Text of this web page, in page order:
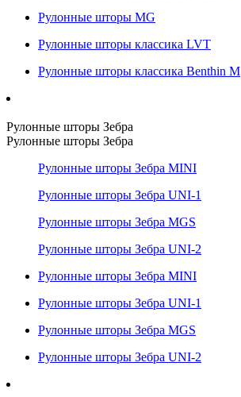
Рулонные шторы MG
Рулонные шторы классика LVT
Рулонные шторы классика Benthin M
Рулонные шторы Зебра
Рулонные шторы Зебра
Рулонные шторы Зебра MINI
Рулонные шторы Зебра UNI-1
Рулонные шторы Зебра MGS
Рулонные шторы Зебра UNI-2
Рулонные шторы Зебра MINI
Рулонные шторы Зебра UNI-1
Рулонные шторы Зебра MGS
Рулонные шторы Зебра UNI-2